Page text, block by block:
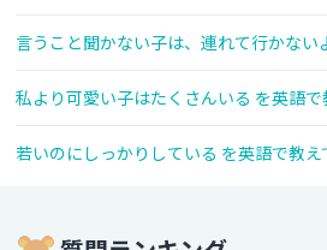
言うこと聞かない子は、連れて行かない
私より可愛い子はたくさんいる を英語で
若いのにしっかりしている を英語で教え